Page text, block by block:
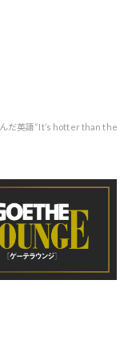
だ英語“It’s hotter than the